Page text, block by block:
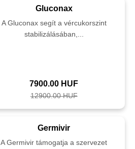
Gluconax
A Gluconax segít a vércukorszint
stabilizálásában,...
7900.00 HUF
12900.00 HUF
Germivir
A Germivir támogatja a szervezet